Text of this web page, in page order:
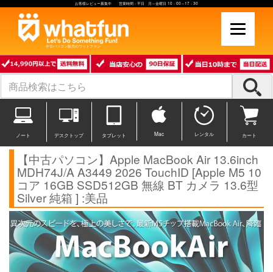
お客様レビュー募集中 営業時間：平日 月～金曜日 10：00～17：30
中古パソコン販売のワットファン
ノート デスクトップ タブレット Mac レンタル カート
【中古パソコン】Apple MacBook Air 13.6inch
MDH74J/A A3449 2026 TouchID [Apple M5 10
コア 16GB SSD512GB 無線 BT カメラ 13.6型
Silver 純箱 ] :美品